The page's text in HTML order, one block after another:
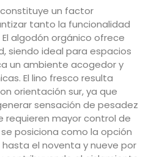
un factor
tanto la funcionalidad
algodón orgánico ofrece
siendo ideal para espacios
un ambiente acogedor y
El lino fresco resulta
orientación sur, ya que
sensación de pesadez
requieren mayor control de
posiciona como la opción
el noventa y nueve por